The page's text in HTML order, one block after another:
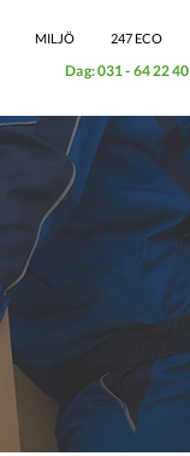
MILJÖ 247 ECO
Dag:031 - 64 22 40